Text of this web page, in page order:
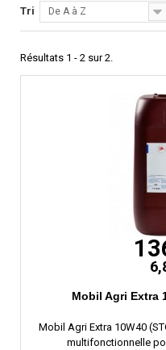
Tri De A à Z
Résultats 1 - 2 sur 2.
Mobil Agri Extra
Mobil Agri Extra 10W40
multifonctionnelle